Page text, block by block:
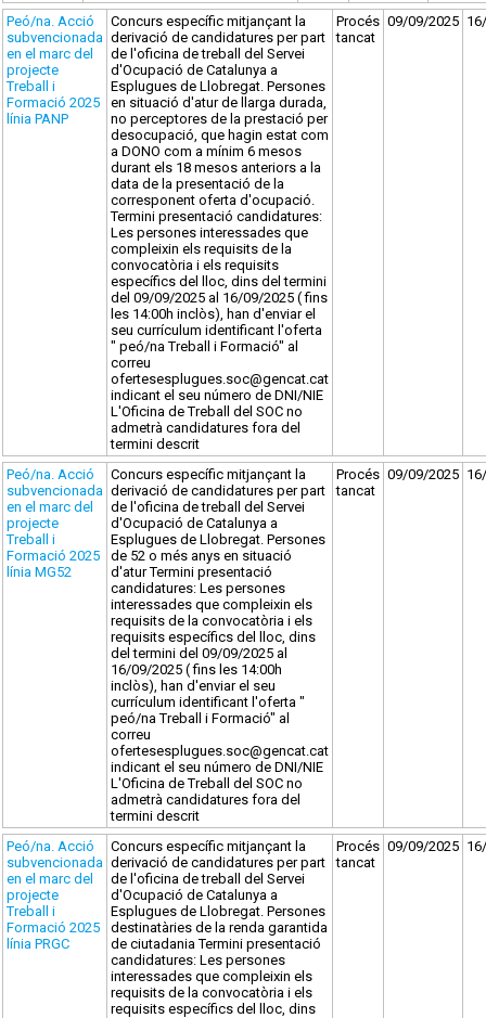
Peó/na. Acció
subvencionada
en el marc del
projecte
Treball i
Formació 2025
línia PANP
Concurs específic mitjançant la
derivació de candidatures per part
de l'oficina de treball del Servei
d'Ocupació de Catalunya a
Esplugues de Llobregat. Persones
en situació d'atur de llarga durada,
no perceptores de la prestació per
desocupació, que hagin estat com
a DONO com a mínim 6 mesos
durant els 18 mesos anteriors a la
data de la presentació de la
corresponent oferta d'ocupació.
Termini presentació candidatures:
Les persones interessades que
compleixin els requisits de la
convocatòria i els requisits
específics del lloc, dins del termini
del 09/09/2025 al 16/09/2025 ( fins
les 14:00h inclòs), han d'enviar el
seu currículum identificant l'oferta
" peó/na Treball i Formació" al
correu
ofertesesplugues.soc@gencat.cat
indicant el seu número de DNI/NIE
L'Oficina de Treball del SOC no
admetrà candidatures fora del
termini descrit
Procés
tancat
09/09/2025
Peó/na. Acció
subvencionada
en el marc del
projecte
Treball i
Formació 2025
línia MG52
Concurs específic mitjançant la
derivació de candidatures per part
de l'oficina de treball del Servei
d'Ocupació de Catalunya a
Esplugues de Llobregat. Persones
de 52 o més anys en situació
d'atur Termini presentació
candidatures: Les persones
interessades que compleixin els
requisits de la convocatòria i els
requisits específics del lloc, dins
del termini del 09/09/2025 al
16/09/2025 ( fins les 14:00h
inclòs), han d'enviar el seu
currículum identificant l'oferta "
peó/na Treball i Formació" al
correu
ofertesesplugues.soc@gencat.cat
indicant el seu número de DNI/NIE
L'Oficina de Treball del SOC no
admetrà candidatures fora del
termini descrit
Procés
tancat
09/09/2025
Peó/na. Acció
subvencionada
en el marc del
projecte
Treball i
Formació 2025
línia PRGC
Concurs específic mitjançant la
derivació de candidatures per part
de l'oficina de treball del Servei
d'Ocupació de Catalunya a
Esplugues de Llobregat. Persones
destinatàries de la renda garantida
de ciutadania Termini presentació
candidatures: Les persones
interessades que compleixin els
requisits de la convocatòria i els
requisits específics del lloc, dins
Procés
tancat
09/09/2025